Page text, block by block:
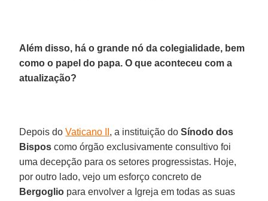
Além disso, há o grande nó da colegialidade, bem
como o papel do papa. O que aconteceu com a
atualização?
Depois doVaticano II , a instituição doSínodo dos
Bispos como órgão exclusivamente consultivo foi
uma decepção para os setores progressistas. Hoje,
por outro lado, vejo um esforço concreto de
Bergoglio para envolver a Igreja em todas as suas